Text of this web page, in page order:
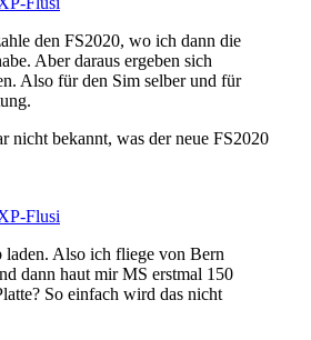
den FS2020, wo ich dann die
Aber daraus ergeben sich
Also für den Sim selber und für
nicht bekannt, was der neue FS2020
Flusi
laden. Also ich fliege von Bern
dann haut mir MS erstmal 150
So einfach wird das nicht